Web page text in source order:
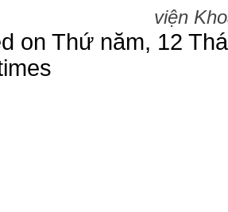
viện
on Thứ năm, 12